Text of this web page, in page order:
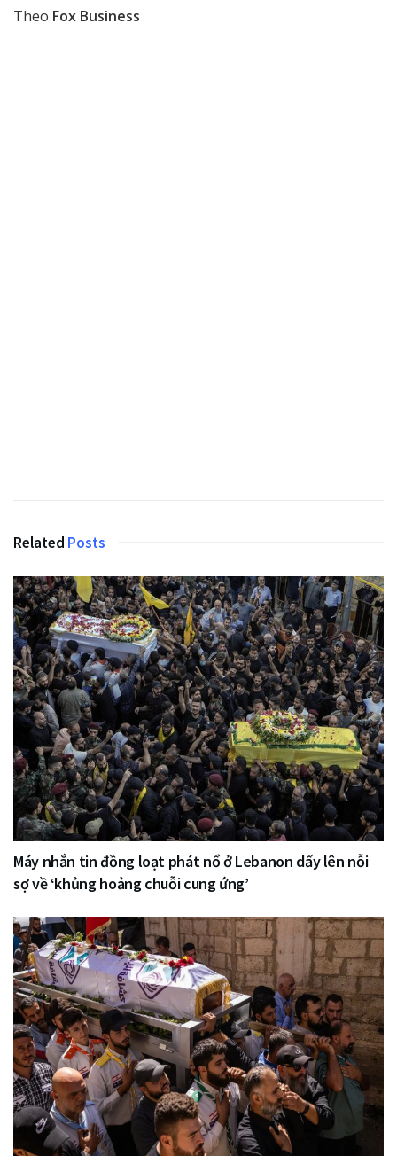
Theo Fox Business
Related Posts
Máy nhắn tin đồng loạt phát nổ ở Lebanon dấy lên nỗi
sợ về ‘khủng hoảng chuỗi cung ứng’